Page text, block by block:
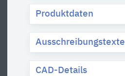
Produktdaten
Ausschreibungstexte
CAD-Details